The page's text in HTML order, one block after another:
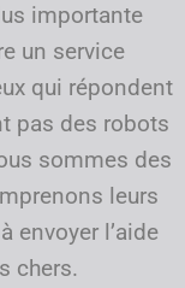
importante
un service
qui répondent
pas des robots
sommes des
leurs
envoyer l’aide
chers.